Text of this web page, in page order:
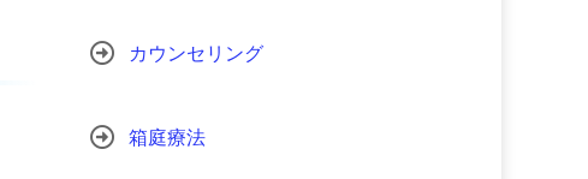
カウンセリング
箱庭療法